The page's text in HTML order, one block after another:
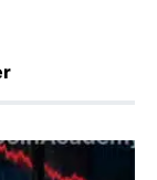
minimaliste